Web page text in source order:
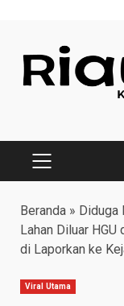
content
PRIMARY
Beranda » Diduga
Lahan Diluar
di Laporkan ke
Viral Utama